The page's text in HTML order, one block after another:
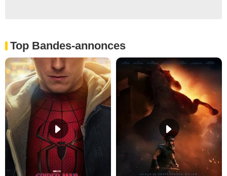
Top Bandes-annonces